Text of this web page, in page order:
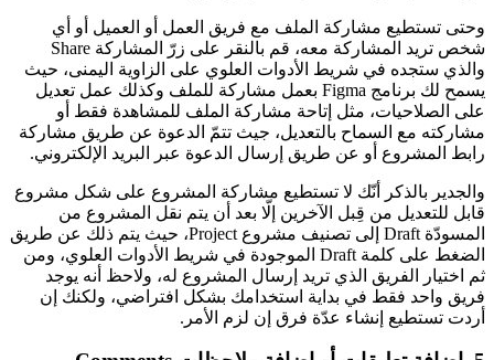
وحتى تستطيع مشاركة الملف مع فريق العمل أو العميل أو أي
شخص تريد المشاركة معه، قم بالنقر على زرّ المشاركة Share
والذي ستجده في شريط الأدوات العلوي على الزاوية اليمنى، حيث
يسمح لك برنامج Figma بعمل مشاركة للملف وكذلك عمل تعديل
على الصلاحيات، مثل إتاحة مشاركة الملف للمشاهدة فقط أو
مشاركته مع السماح بالتعديل، جيث تتمّ الدعوة عن طريق مشاركة
رابط المشروع أو عن طريق إرسال الدعوة عبر البريد الإلكتروني.
والجدير بالذكر أنّك لا تستطيع مشاركة المشروع على شكل مشروع
قابل للتعديل من قِبل الآخرين إلّا بعد أن يتم نقل المشروع من
المسودّة Draft إلى تصنيف مشروع Project، حيث يتم ذلك عن طريق
الضغط على كلمة Draft الموجودة في شريط الأدوات العلوي، ومن
ثم اختيار الفريق الذي تريد إرسال المشروع له، ولاحظ أنه يوجد
فريق واحد فقط في بداية استخدامك بشكل افتراضي، ولكنك إن
أردت تستطيع إنشاء عدّة فرق إن لزم الأمر.